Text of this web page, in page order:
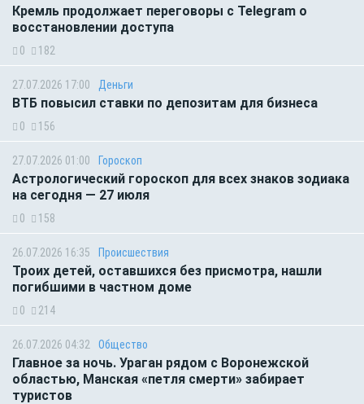
Кремль продолжает переговоры с Telegram о
восстановлении доступа
0 182
27.07.2026 17:00 Деньги
ВТБ повысил ставки по депозитам для бизнеса
0 156
27.07.2026 01:00 Гороскоп
Астрологический гороскоп для всех знаков зодиака
на сегодня — 27 июля
0 158
26.07.2026 16:35 Происшествия
Троих детей, оставшихся без присмотра, нашли
погибшими в частном доме
0 214
26.07.2026 04:32 Общество
Главное за ночь. Ураган рядом с Воронежской
областью, Манская «петля смерти» забирает
туристов